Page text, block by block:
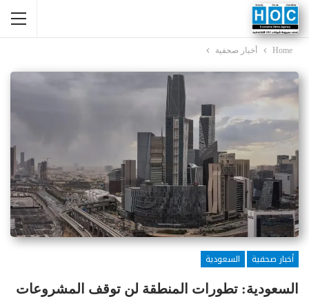
Home أخبار صحفية
أخبار صحفية
السعودية
السعودية: تطورات المنطقة لن توقف المشروعات